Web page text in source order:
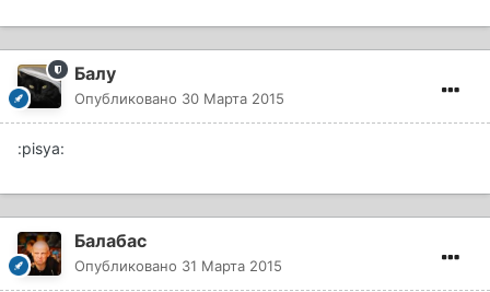
Балу
Опубликовано 30 Марта 2015
:pisya:
Балабас
Опубликовано 31 Марта 2015